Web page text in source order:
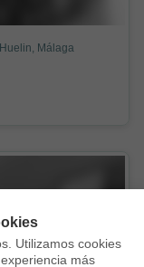
Utilizamos cookies
más
Málaga